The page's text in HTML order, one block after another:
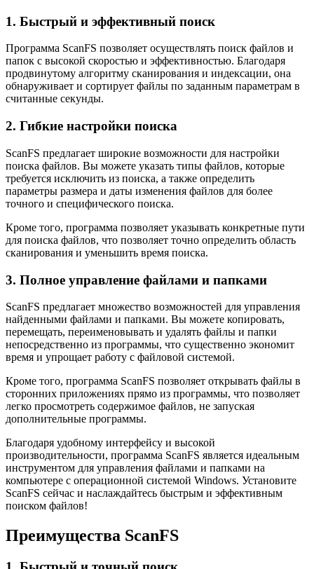
1. Быстрый и эффективный поиск
Программа ScanFS позволяет осуществлять поиск файлов и
папок с высокой скоростью и эффективностью. Благодаря
продвинутому алгоритму сканирования и индексации, она
обнаруживает и сортирует файлы по заданным параметрам в
считанные секунды.
2. Гибкие настройки поиска
ScanFS предлагает широкие возможности для настройки
поиска файлов. Вы можете указать типы файлов, которые
требуется исключить из поиска, а также определить
параметры размера и даты изменения файлов для более
точного и специфического поиска.
Кроме того, программа позволяет указывать конкретные пути
для поиска файлов, что позволяет точно определить область
сканирования и уменьшить время поиска.
3. Полное управление файлами и папками
ScanFS предлагает множество возможностей для управления
найденными файлами и папками. Вы можете копировать,
перемещать, переименовывать и удалять файлы и папки
непосредственно из программы, что существенно экономит
время и упрощает работу с файловой системой.
Кроме того, программа ScanFS позволяет открывать файлы в
сторонних приложениях прямо из программы, что позволяет
легко просмотреть содержимое файлов, не запуская
дополнительные программы.
Благодаря удобному интерфейсу и высокой
производительности, программа ScanFS является идеальным
инструментом для управления файлами и папками на
компьютере с операционной системой Windows. Установите
ScanFS сейчас и наслаждайтесь быстрым и эффективным
поиском файлов!
Преимущества ScanFS